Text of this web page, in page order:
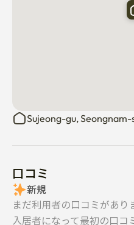
🚇江南駅まで約30分です
🏠 プロパティハイライト
Sujeong-gu,
口コミ
新規
まだ利用者の口コミがあり
入居者になって最初の口コ